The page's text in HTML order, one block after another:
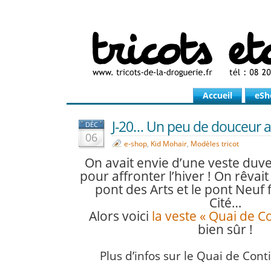
Accueil
DÉC
06
J-20… Un peu de douceur
e-shop, Kid Mohair, Modèles tricot
On avait envie d’une veste
pour affronter l’hiver ! On
pont des Arts et le pont Neuf
Cité…
Alors voici la veste « Quai de
bien sûr !
Plus d’infos sur le Quai de